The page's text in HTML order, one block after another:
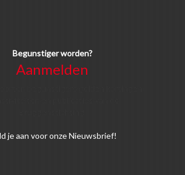
Begunstiger worden?
Aanmelden
je aan voor onze Nieuwsbrief!